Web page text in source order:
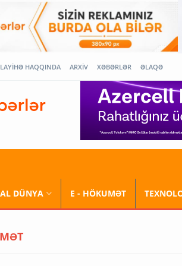
LAYİHƏ HAQQINDA ARXİV XƏBƏRLƏR ƏLAQƏ
DÜNYA E - HÖKUMƏT